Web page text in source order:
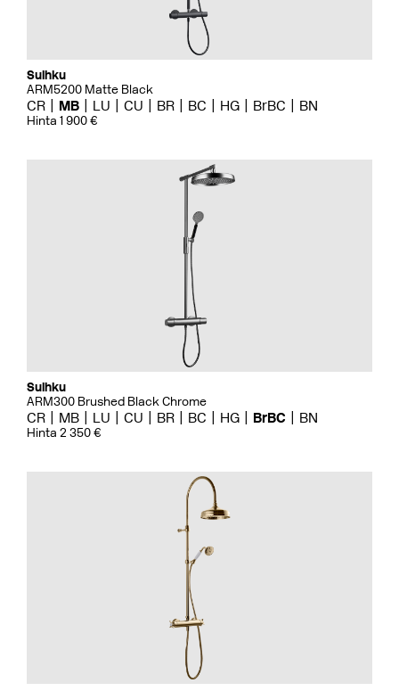
Suihku
ARM5200 Matte Black
CR MB LU CU BR BC HG BrBC BN
Hinta 1 900 €
Suihku
ARM300 Brushed Black Chrome
CR MB LU CU BR BC HG BrBC BN
Hinta 2 350 €